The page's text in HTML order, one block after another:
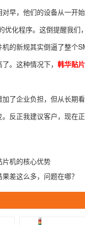
早，他们的设备从一开
优化程序。这倒提醒我
的新规其实倒逼了整个
。这种情况下， 韩华贴
了企业负担，但从长期
反正我建议客户，现在
机的核心优势
差这么多，问题在哪？